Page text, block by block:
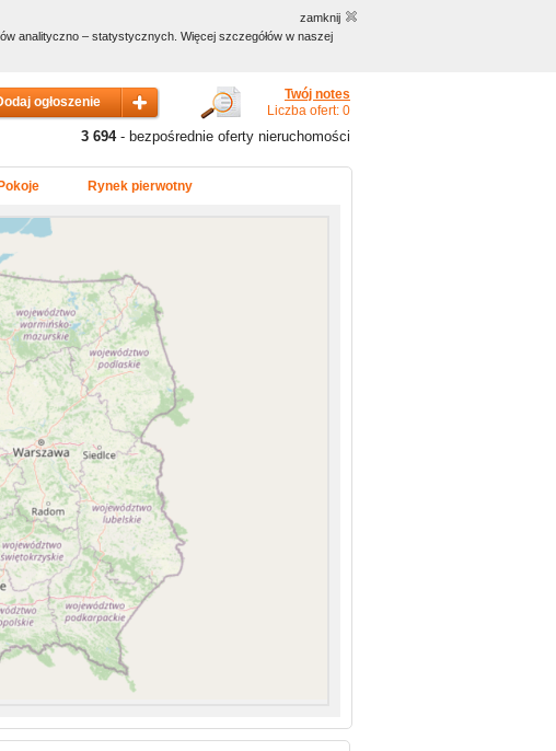
zamknij
analityczno – statystycznych. Więcej szczegółów w naszej
Twój notes
Liczba ofert: 0
3 694- bezpośrednie oferty nieruchomości
Pokoje Rynek pierwotny